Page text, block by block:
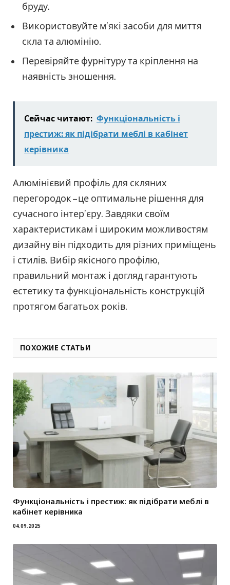
бруду.
Використовуйте м’які засоби для миття
скла та алюмінію.
Перевіряйте фурнітуру та кріплення на
наявність зношення.
Сейчас читают: Функціональність і
престиж: як підібрати меблі в кабінет
керівника
Алюмінієвий профіль для скляних
перегородок – це оптимальне рішення для
сучасного інтер’єру. Завдяки своїм
характеристикам і широким можливостям
дизайну він підходить для різних приміщень
і стилів. Вибір якісного профілю,
правильний монтаж і догляд гарантують
естетику та функціональність конструкцій
протягом багатьох років.
ПОХОЖИЕ СТАТЬИ
Функціональність і престиж: як підібрати меблі в
кабінет керівника
04.09.2025